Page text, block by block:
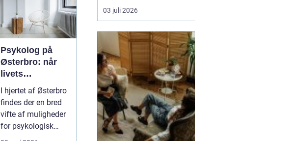
Psykolog på
Østerbro: når
livets
udfordringer
kræver
professionel
støtte
I hjertet af Østerbro
findes der en bred
vifte af muligheder
for psykologisk
støtte, o...
følelse af at være kørt
fast i livet. Nogle har
grænseoverskridende
hændelser. Andre
mærker mest en stille
indre utilfredshed og
tankemylder, der aldrig
holde...
03 juli 2026